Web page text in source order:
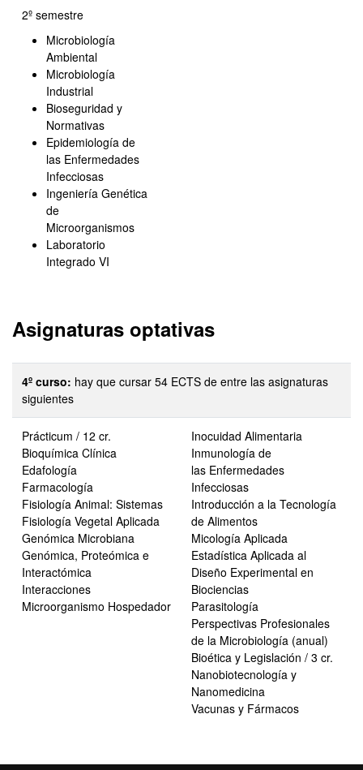
2º semestre
Microbiología
Ambiental
Microbiología
Industrial
Bioseguridad y
Normativas
Epidemiología de
las Enfermedades
Infecciosas
Ingeniería Genética
de
Microorganismos
Laboratorio
Integrado VI
Asignaturas optativas
4º curso: hay que cursar 54 ECTS de entre las asignaturas
siguientes
Prácticum / 12 cr.
Bioquímica Clínica
Edafología
Farmacología
Fisiología Animal: Sistemas
Fisiología Vegetal Aplicada
Genómica Microbiana
Genómica, Proteómica e
Interactómica
Interacciones
Microorganismo Hospedador
Inocuidad Alimentaria
Inmunología de
las Enfermedades
Infecciosas
Introducción a la Tecnología
de Alimentos
Micología Aplicada
Estadística Aplicada al
Diseño Experimental en
Biociencias
Parasitología
Perspectivas Profesionales
de la Microbiología (anual)
Bioética y Legislación / 3 cr.
Nanobiotecnología y
Nanomedicina
Vacunas y Fármacos